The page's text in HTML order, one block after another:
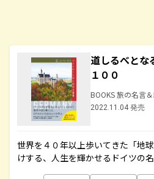
道しるべとな
１００
BOOKS 旅の名言
2022.11.04 発売
世界を４０年以上歩いてきた「地
けする、人生を輝かせるドイツの